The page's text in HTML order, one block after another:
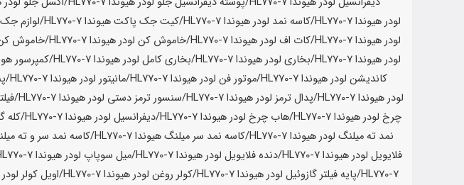
لودرهیوندا HL770-7 /کاسه نمد لودرهیوندا HL770-7 /کیت جک پاکتهیوندا HL770-7 /لوازم
لودرهیوندا HL770-7 /کات اف لودرهیوندا HL770-7 /خاموش کن لودرهیوندا HL770-7 /خاموش کن
لودرهیوندا HL770-7 /بخاری لودرهیوندا HL770-7 /بخاری کامل لودرهیوندا HL770-7 /کمپرسور
کاندیشن لودرهیوندا HL770-7 /موتور فن لودرهیوندا HL770-7 /مانیتور لودرهیوندا HL770-7 /
لودرهیوندا HL770-7 /پدال ترمز لودرهیوندا HL770-7 /سنسور ترمز دستی لودرهیوندا HL770-7 /
چرخ لودرهیوندا HL770-7 /هاب چرخ لودرهیوندا HL770-7 /دیفرانسیل لودرهیوندا HL770-7 /کله
نمد ته میلنگ لودرهیوندا HL770-7 /کاسه نمد سر میلنگهیوندا HL770-7 /کاسه نمد سر و ته
فلایویل لودرهیوندا HL770-7 /دنده فلایویل لودرهیوندا HL770-7 /میل سوپاپ لودرهیوندا HL770-7
HL770-7/پایه فیلتر گازوئیل لودرهیوندا HL770-7 /کولر روغن لودرهیوندا HL770-7 /اویل کولر لودر